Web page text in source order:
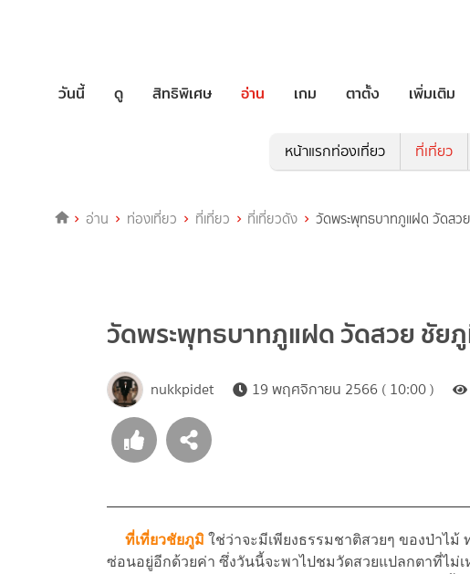
วันนี้ ดู สิทธิพิเศษ อ่าน เกม ตาตั้ง เพิ่มเติม
หน้าแรกท่องเที่ยว ที่เที่ยว
อ่าน ท่องเที่ยว ที่เที่ยว ที่เที่ยวดัง วัดพระพุทธบาทภูแฝด ​วัดสว
วัดพระพุทธบาทภูแฝด ​วัดสวย ชัยภู
nukkpidet 19 พฤศจิกายน 2566 ( 10:00 )
ที่เที่ยวชัยภูมิ ใช่ว่าจะมีเพียงธรรมชาติสวยๆ ของป่าไม้
ซ่อนอยู่อีกด้วยค่า ซึ่งวันนี้จะพาไปชมวัดสวยแปลกตาที่ไม่